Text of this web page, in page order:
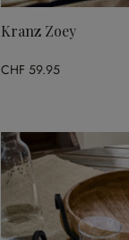
Kranz Zoey
CHF 59.95